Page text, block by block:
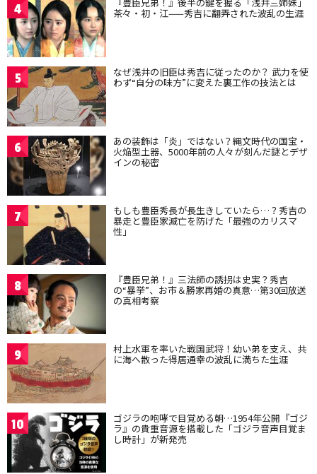
4 『豊臣兄弟！』後半の鍵を握る「浅井三姉妹」
茶々・初・江——秀吉に翻弄された波乱の生涯
5 なぜ浅井の旧臣は秀吉に従ったのか？ 武力を使
わず“自分の味方”に変えた裏工作の技法とは
6 あの装飾は「炎」ではない？縄文時代の国宝・
火焔型土器、5000年前の人々が刻んだ謎とデザ
インの秘密
7 もしも豊臣秀長が長生きしていたら…？秀吉の
暴走と豊臣家滅亡を防げた「最強のカリスマ
性」
8 『豊臣兄弟！』三法師の誘拐は史実？秀吉
の“暴挙”、お市＆勝家再婚の真意…第30回放送
の真相考察
9 村上水軍を率いた戦国武将！幼い弟を支え、共
に海へ散った得居通幸の波乱に満ちた生涯
10 ゴジラの咆哮で目覚める朝…1954年公開『ゴジ
ラ』の貴重音源を搭載した「ゴジラ音声目覚ま
し時計」が新発売